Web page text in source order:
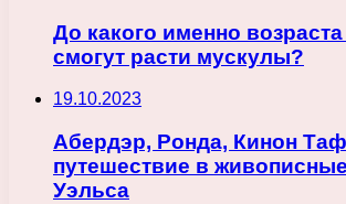
До какого именно
смогут расти мускулы?
19.10.2023
Абердэр, Ронда, Кинон
путешествие в
Уэльса